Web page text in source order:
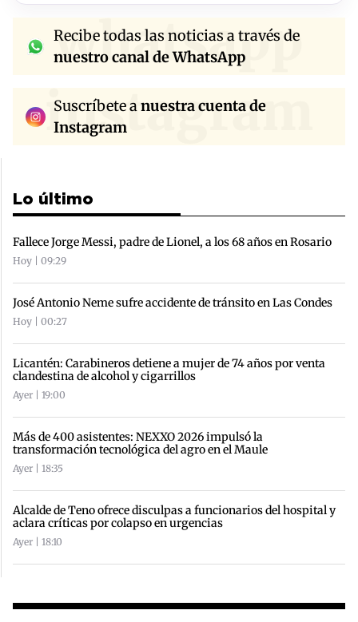
whatsapp
Recibe todas las noticias a través de
nuestro canal de WhatsApp
instagram
Suscríbete anuestra cuenta de
Instagram
Lo último
Fallece Jorge Messi, padre de Lionel, a los 68 años en Rosario
Hoy | 09:29
José Antonio Neme sufre accidente de tránsito en Las Condes
Hoy | 00:27
Licantén: Carabineros detiene a mujer de 74 años por venta
clandestina de alcohol y cigarrillos
Ayer | 19:00
Más de 400 asistentes: NEXXO 2026 impulsó la
transformación tecnológica del agro en el Maule
Ayer | 18:35
Alcalde de Teno ofrece disculpas a funcionarios del hospital y
aclara críticas por colapso en urgencias
Ayer | 18:10